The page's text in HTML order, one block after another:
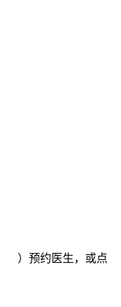
）预约医生，或点